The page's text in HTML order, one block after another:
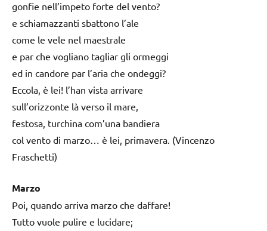
gonfie nell’impeto forte del vento?
e schiamazzanti sbattono l’ale
come le vele nel maestrale
e par che vogliano tagliar gli ormeggi
ed in candore par l’aria che ondeggi?
Eccola, è lei! l’han vista arrivare
sull’orizzonte là verso il mare,
festosa, turchina com’una bandiera
col vento di marzo… è lei, primavera. (Vincenzo
Fraschetti)
Marzo
Poi, quando arriva marzo che daffare!
Tutto vuole pulire e lucidare;